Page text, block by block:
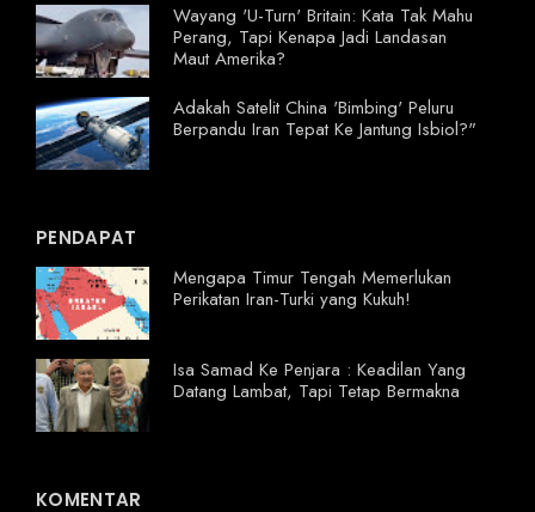
Wayang 'U-Turn' Britain: Kata Tak Mahu
Perang, Tapi Kenapa Jadi Landasan
Maut Amerika?
Adakah Satelit China 'Bimbing' Peluru
Berpandu Iran Tepat Ke Jantung Isbiol?"
PENDAPAT
Mengapa Timur Tengah Memerlukan
Perikatan Iran-Turki yang Kukuh!
Isa Samad Ke Penjara : Keadilan Yang
Datang Lambat, Tapi Tetap Bermakna
KOMENTAR